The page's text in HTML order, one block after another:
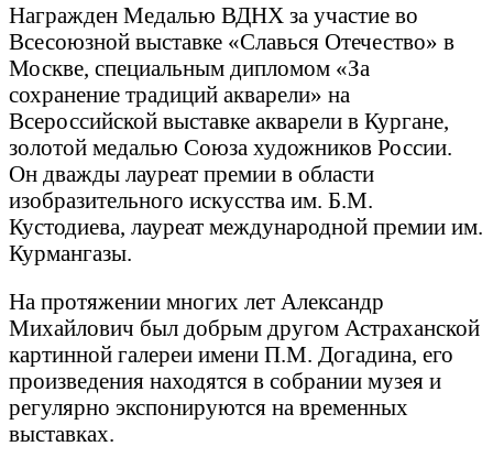
Награжден Медалью ВДНХ за участие во
Всесоюзной выставке «Славься Отечество» в
Москве, специальным дипломом «За
сохранение традиций акварели» на
Всероссийской выставке акварели в Кургане,
золотой медалью Союза художников России.
Он дважды лауреат премии в области
изобразительного искусства им. Б.М.
Кустодиева, лауреат международной премии им.
Курмангазы.
На протяжении многих лет Александр
Михайлович был добрым другом Астраханской
картинной галереи имени П.М. Догадина, его
произведения находятся в собрании музея и
регулярно экспонируются на временных
выставках.